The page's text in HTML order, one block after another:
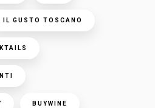
IL GUSTO TOSCANO
BUYWINE